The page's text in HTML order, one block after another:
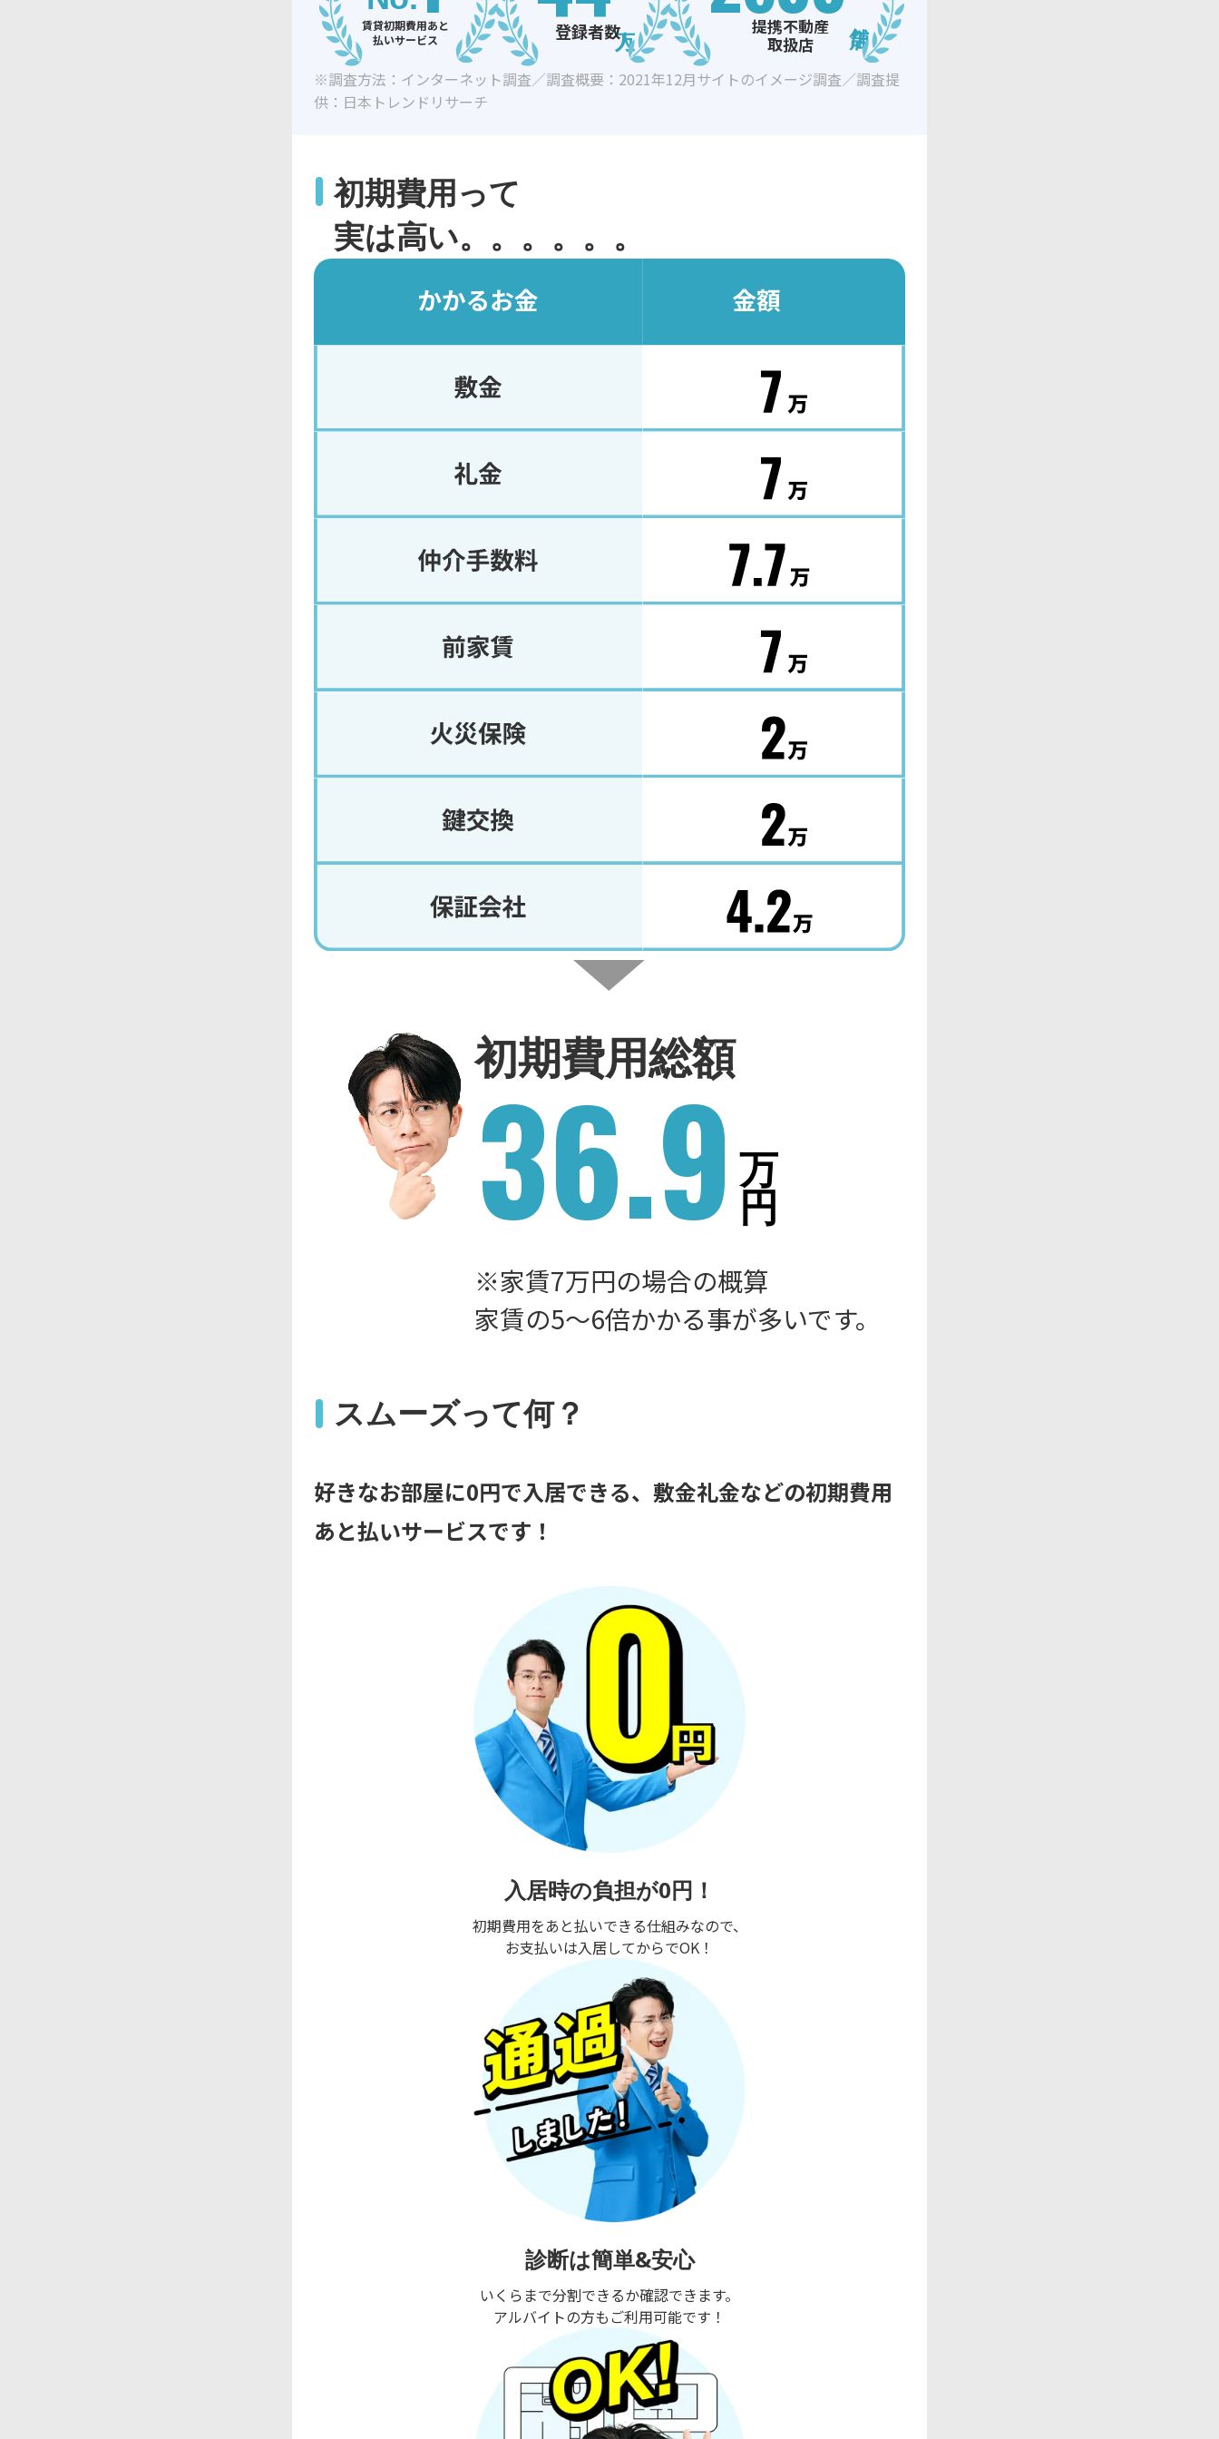
賃貸初期費用あと
払いサービス
登録者数
提携不動産
取扱店
※調査方法：インターネット調査／調査概要：2021年12月サイトのイメージ調査／調査提
供：日本トレンドリサーチ
初期費用って
実は高い。。。。。。
初期費用総額
36.9 万
円
※家賃7万円の場合の概算
家賃の5〜6倍かかる事が多いです。
スムーズって何？
好きなお部屋に0円で入居できる、敷金礼金などの初期費用
あと払いサービスです！
入居時の負担が0円！
初期費用をあと払いできる仕組みなので、
お支払いは入居してからでOK！
診断は簡単&安心
いくらまで分割できるか確認できます。
アルバイトの方もご利用可能です！